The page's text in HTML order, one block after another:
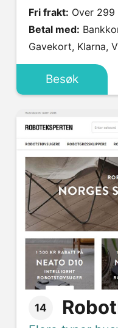
Fri frakt: Over 299
Betal med:
Gavekort, Klarna,
Besøk
14